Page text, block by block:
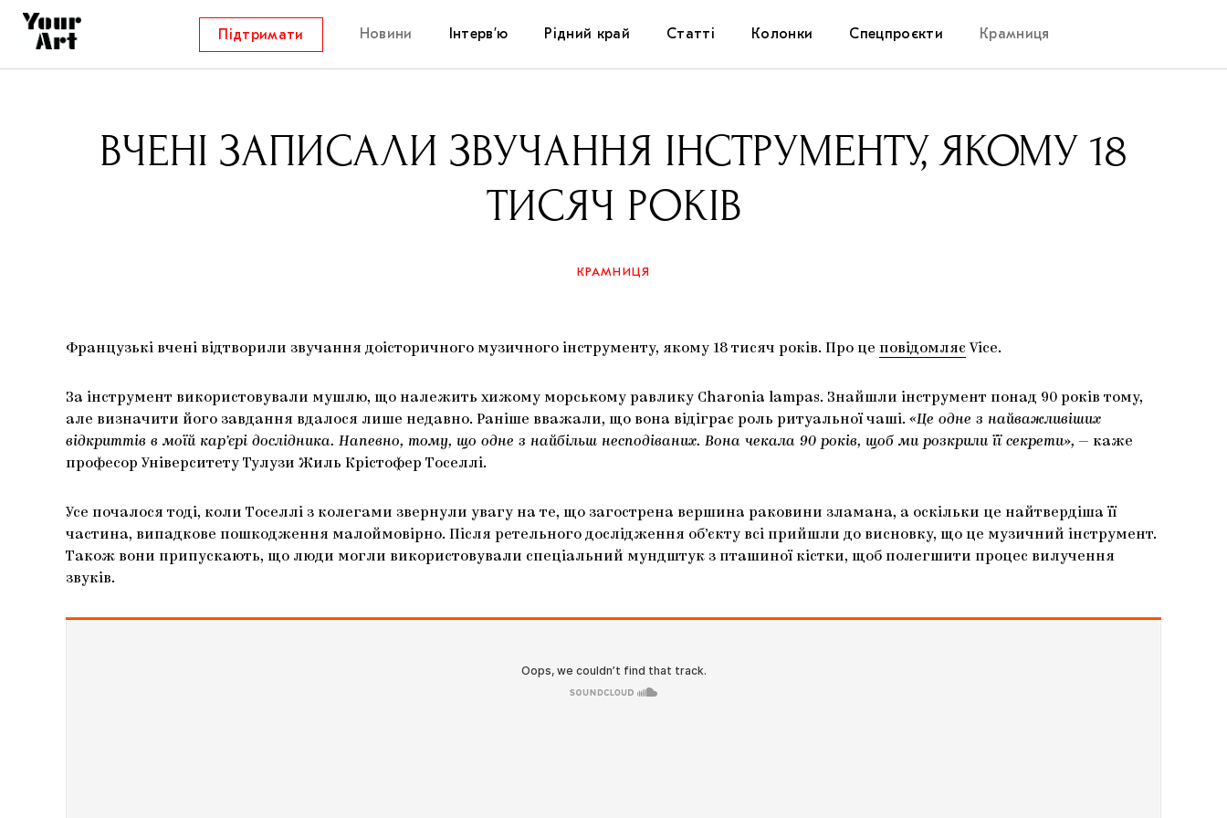
Підтримати Новини Інтерв’ю
Куратори
Архітектура
Рідний край
Самоорганізації
Освіта
Галереї
Артцентри
Статті
Коментарі
Історії
Колонки Спецпроєкти
Запалення
Крамниця
ВЧЕНІ ЗАПИСАЛИ ЗВУЧАННЯ ІНСТРУМЕНТУ, ЯКОМУ 18
ТИСЯЧ РОКІВ
КРАМНИЦЯ
Французькі вчені відтворили звучання доісторичного музичного інструменту, якому 18 тисяч років. Про це повідомляє Vice.
За інструмент використовували мушлю, що належить хижому морському равлику Charonia lampas. Знайшли інструмент понад 90 років тому,
але визначити його завдання вдалося лише недавно. Раніше вважали, що вона відіграє роль ритуальної чаші. «Це одне з найважливіших
відкриттів в моїй кар’єрі дослідника. Напевно, тому, що одне з найбільш несподіваних. Вона чекала 90 років, щоб ми розкрили її секрети», — каже
професор Університету Тулузи Жиль Крістофер Тоселлі.
Усе почалося тоді, коли Тоселлі з колегами звернули увагу на те, що загострена вершина раковини зламана, а оскільки це найтвердіша її
частина, випадкове пошкодження малоймовірно. Після ретельного дослідження об’єкту всі прийшли до висновку, що це музичний інструмент.
Також вони припускають, що люди могли використовували спеціальний мундштук з пташиної кістки, щоб полегшити процес вилучення
звуків.